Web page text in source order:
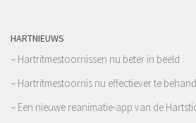
HARTNIEUWS
– Hartritmestoornissen nu beter in beeld
– Hartritmestoornis nu effectiever te
– Een nieuwe reanimatie-app van de